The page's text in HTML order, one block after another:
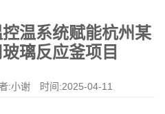
温系统赋能杭州某
璃反应釜项目
:小谢 时间:2025-04-11